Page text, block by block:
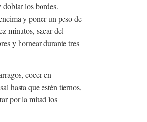
doblar los bordes.
y poner un peso de
minutos, sacar del
y hornear durante tres
cocer en
hasta que estén tiernos,
por la mitad los